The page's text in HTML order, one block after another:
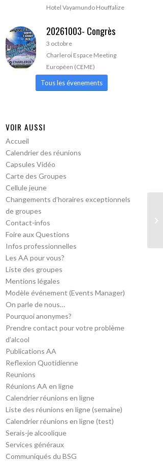
Hotel Vayamundo Houffalize
20261003- Congrès
3 octobre
Charleroi Espace Meeting
Européen (CEME)
Tous les évenements
VOIR AUSSI
Accueil
Calendrier des réunions
Capsules Vidéo
Carte des Groupes
Cellule jeune
Changements d’horaires exceptionnels
de groupes
Contact-infos
Foire aux Questions
Infos professionnelles
Les AA pour vous?
Liste des groupes
Mentions légales
Modèle événement (Events Manager)
On parle de nous…
Pourquoi anonymes?
Prendre contact pour votre problème
d’alcool
Publications AA
Reflexion Quotidienne
Reunions
Réunions AA en ligne
Calendrier réunions en ligne
Liste des réunions en ligne (semaine)
Calendrier réunions en ligne (test)
Serais-je alcoolique
Services généraux
Communiqués du BSG